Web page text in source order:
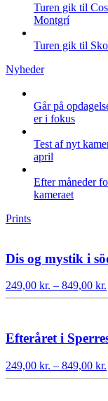
Turen gik til
Montgrí
Turen gik til
Nyheder
Går på
er i fokus
Test af nyt
april
Efter måneder
kameraet
Prints
Dis og mystik i
249,00 kr. – 849,00 kr.
Efteråret i
249,00 kr. – 849,00 kr.